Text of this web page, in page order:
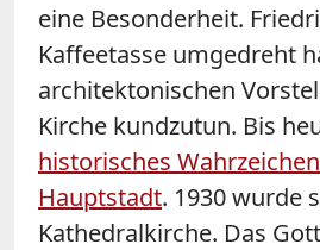
eine Besonderheit.
Kaffeetasse umgedreht
architektonischen
Kirche kundzutun. Bis
historisches
Hauptstadt. 1930 wurde
Kathedralkirche. Das